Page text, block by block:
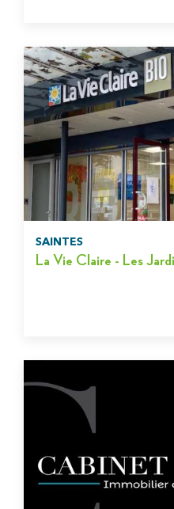
SAINTES
La Vie Claire - Les